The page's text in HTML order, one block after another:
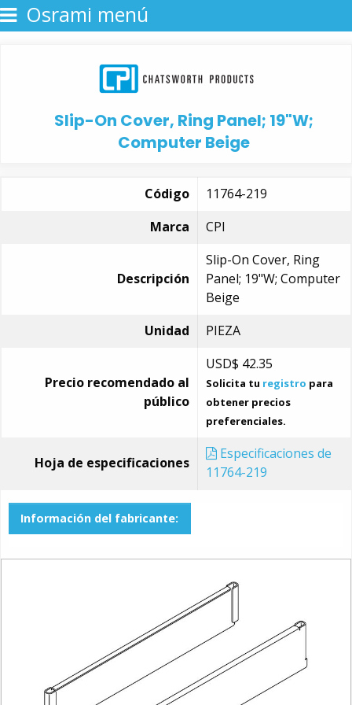
Osrami menú
Slip-On Cover, Ring Panel; 19"W;
Computer Beige
Código
11764-219
Marca
CPI
Descripción
Slip-On Cover, Ring
Panel; 19"W; Computer
Beige
Unidad
PIEZA
Precio recomendado al
público
USD$ 42.35
Solicita tu registro para
obtener precios
preferenciales.
Hoja de especificaciones
Especificaciones de
11764-219
Información del fabricante: